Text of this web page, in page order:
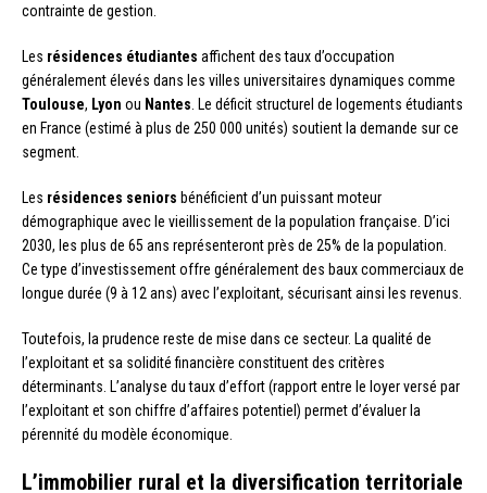
contrainte de gestion.
Les résidences étudiantes affichent des taux d’occupation
généralement élevés dans les villes universitaires dynamiques comme
Toulouse, Lyon ou Nantes . Le déficit structurel de logements étudiants
en France (estimé à plus de 250 000 unités) soutient la demande sur ce
segment.
Les résidences seniors bénéficient d’un puissant moteur
démographique avec le vieillissement de la population française. D’ici
2030, les plus de 65 ans représenteront près de 25% de la population.
Ce type d’investissement offre généralement des baux commerciaux de
longue durée (9 à 12 ans) avec l’exploitant, sécurisant ainsi les revenus.
Toutefois, la prudence reste de mise dans ce secteur. La qualité de
l’exploitant et sa solidité financière constituent des critères
déterminants. L’analyse du taux d’effort (rapport entre le loyer versé par
l’exploitant et son chiffre d’affaires potentiel) permet d’évaluer la
pérennité du modèle économique.
L’immobilier rural et la diversification territoriale